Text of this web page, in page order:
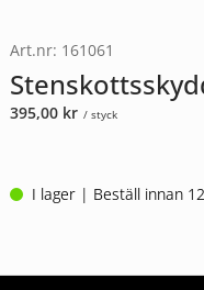
Art.nr: 161061
395,00 kr / styck
I lager | Beställ innan